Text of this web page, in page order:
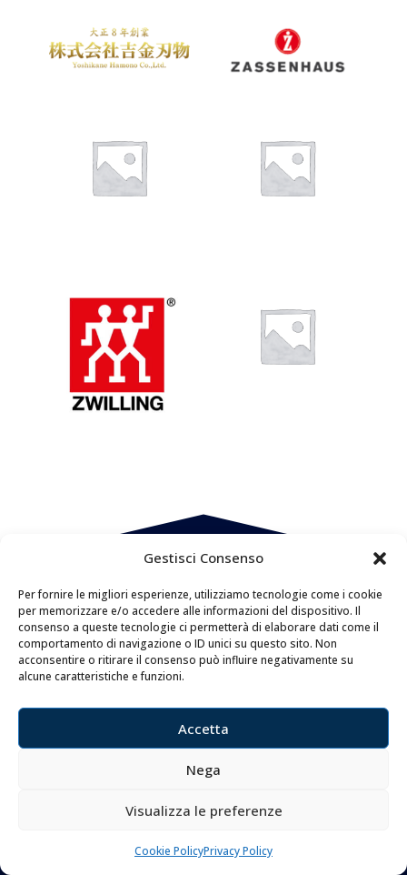
Gestisci Consenso
Per fornire le migliori esperienze, utilizziamo tecnologie come i cookie
per memorizzare e/o accedere alle informazioni del dispositivo. Il
consenso a queste tecnologie ci permetterà di elaborare dati come il
comportamento di navigazione o ID unici su questo sito. Non
acconsentire o ritirare il consenso può influire negativamente su
alcune caratteristiche e funzioni.
Accetta
Nega
Visualizza le preferenze
Cookie PolicyPrivacy Policy
FAQ
Privacy Policy
CONTATTI